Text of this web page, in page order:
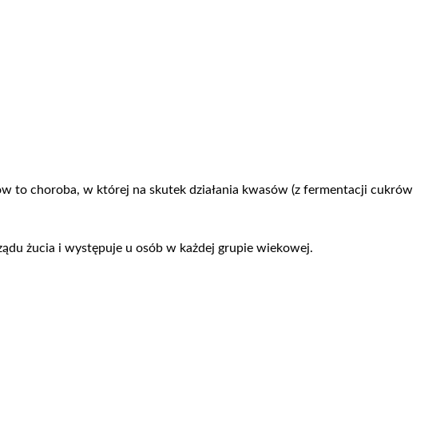
to choroba, w której na skutek działania kwasów (z fermentacji cukrów
żucia i występuje u osób w każdej grupie wiekowej.